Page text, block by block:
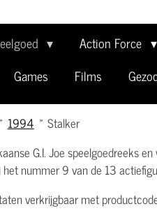
Action Force
Games Films
» 1994 » Stalker
G.I. Joe speelgoedreeks
nummer 9 van de 13
verkrijgbaar met